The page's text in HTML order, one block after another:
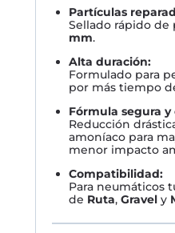
Partículas
Sellado rápido de
mm.
Alta duración:
Formulado para
por más tiempo
Fórmula segura
Reducción
amoníaco para
menor impacto
Compatibilidad:
Para neumáticos
de Ruta, Gravel y